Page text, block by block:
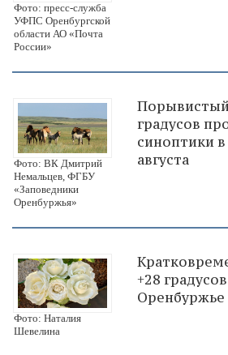
Фото: пресс-служба
УФПС Оренбургской
области АО «Почта
России»
Фото: ВК Дмитрий
Немальцев, ФГБУ
«Заповедники
Оренбуржья»
Порывистый
градусов
синоптики
августа
Фото: Наталия
Шевелина
+28
Оренбуржье